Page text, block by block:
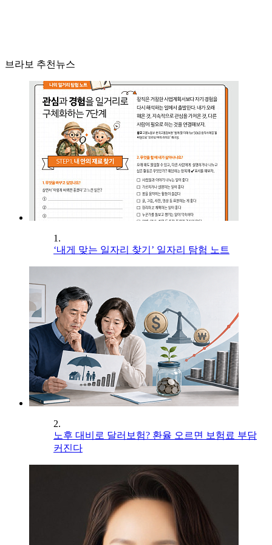
브라보 추천뉴스
1.
‘내게 맞는 일자리 찾기’ 일자리 탐험 노트
2.
노후 대비로 달러보험? 환율 오르면 보험료 부담
커진다